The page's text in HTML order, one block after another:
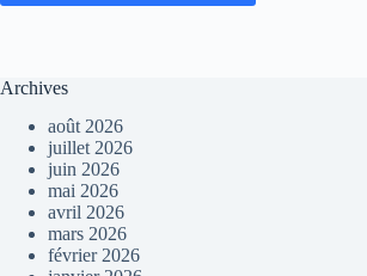
Archives
août 2026
juillet 2026
juin 2026
mai 2026
avril 2026
mars 2026
février 2026